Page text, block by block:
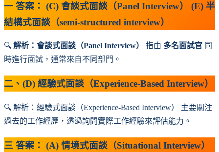
一 答案： (C) 會談式面談（Panel Interview） (E) 半
結構式面談（semi-structured interview）
🔍 解析：會談式面談（Panel Interview） 指由 多名面試官 同
時進行面試，通常來自不同部門。
二、 (D) 經驗式面談（Experience-Based Interview）
🔍 解析：經驗式面談（Experience-Based Interview） 主要關注
過去的工作經歷，透過詢問實際工作經驗來評估能力。
三 答案： (A) 情境式面談（Situational Interview）